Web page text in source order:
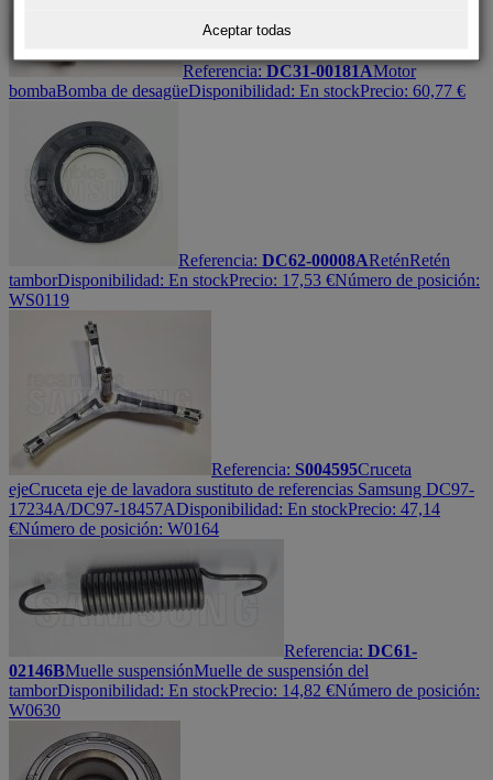
Referencia:DC31-00181AMotor
bombaBomba de desagüeDisponibilidad: En stockPrecio: 60,77 €
Referencia: DC62-00008AReténRetén
tamborDisponibilidad: En stockPrecio: 17,53 €Número de posición:
WS0119
Referencia: S004595Cruceta
ejeCruceta eje de lavadora sustituto de referencias Samsung DC97-
17234A/DC97-18457ADisponibilidad: En stockPrecio: 47,14
€Número de posición: W0164
Referencia: DC61-
02146BMuelle suspensiónMuelle de suspensión del
tamborDisponibilidad: En stockPrecio: 14,82 €Número de posición:
W0630
Aceptar todas